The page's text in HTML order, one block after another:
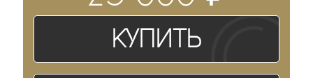
Купить